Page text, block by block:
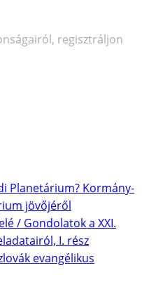
regisztráljon
Planetárium? Kormány-
jövőjéről
/ Gondolatok a XXI.
I. rész
evangélikus